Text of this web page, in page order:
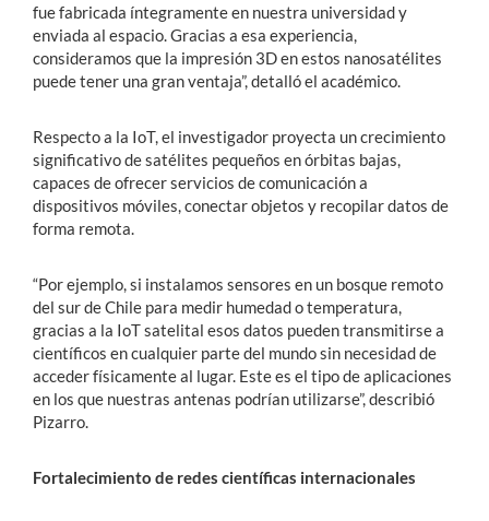
fue fabricada íntegramente en nuestra universidad y
enviada al espacio. Gracias a esa experiencia,
consideramos que la impresión 3D en estos nanosatélites
puede tener una gran ventaja”, detalló el académico.
Respecto a la IoT, el investigador proyecta un crecimiento
significativo de satélites pequeños en órbitas bajas,
capaces de ofrecer servicios de comunicación a
dispositivos móviles, conectar objetos y recopilar datos de
forma remota.
“Por ejemplo, si instalamos sensores en un bosque remoto
del sur de Chile para medir humedad o temperatura,
gracias a la IoT satelital esos datos pueden transmitirse a
científicos en cualquier parte del mundo sin necesidad de
acceder físicamente al lugar. Este es el tipo de aplicaciones
en los que nuestras antenas podrían utilizarse”, describió
Pizarro.
Fortalecimiento de redes científicas internacionales